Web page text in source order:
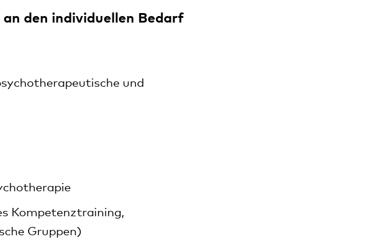
den individuellen Bedarf
und
Kompetenztraining,
Gruppen)